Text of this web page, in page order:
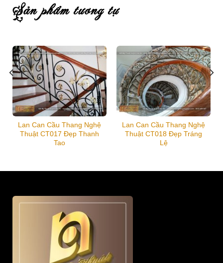
sản phẩm tương tự
Lan Can Cầu Thang Nghệ
Thuật CT017 Đẹp Thanh
Tao
Lan Can Cầu Thang Nghệ
Thuật CT018 Đẹp Tráng
Lệ